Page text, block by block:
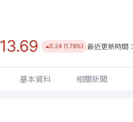
13.69 0.24 (1.78%) 最近更新時間：
基本資料 相關新聞